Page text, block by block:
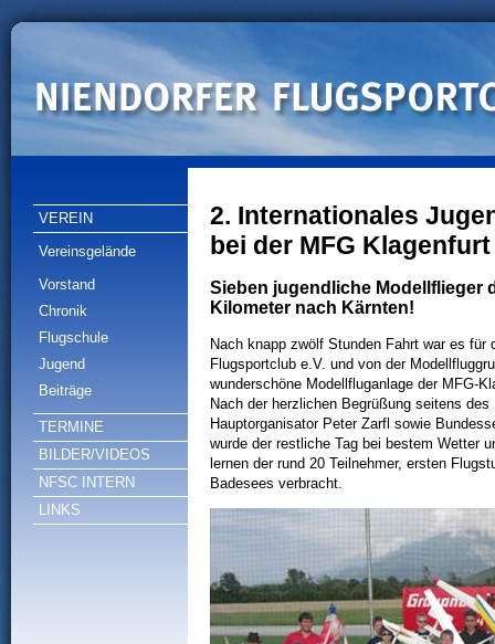
VEREIN
Vereinsgelände
Vorstand
Chronik
Flugschule
Jugend
Beiträge
TERMINE
BILDER/VIDEOS
NFSC INTERN
LINKS
2. Internationales
bei der MFG Klagenfurt
Sieben jugendliche Modellflieger
Kilometer nach Kärnten!
Nach knapp zwölf Stunden Fahrt war es
Flugsportclub e.V. und von der
wunderschöne Modellfluganlage der MFG-
Nach der herzlichen Begrüßung seitens
Hauptorganisator Peter Zarfl sowie
wurde der restliche Tag bei bestem Wetter
lernen der rund 20 Teilnehmer, ersten
Badesees verbracht.